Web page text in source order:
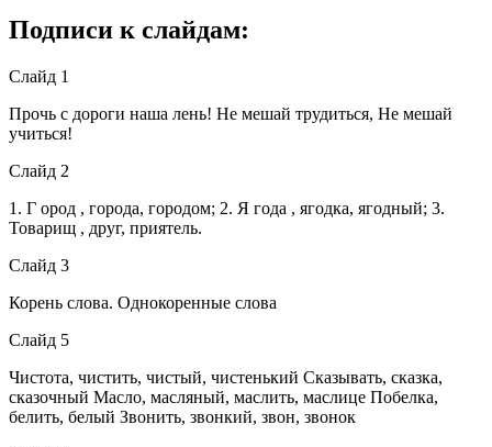
Подписи к слайдам:
Слайд 1
Прочь с дороги наша лень! Не мешай трудиться, Не мешай
учиться!
Слайд 2
1. Г ород , города, городом; 2. Я года , ягодка, ягодный; 3.
Товарищ , друг, приятель.
Слайд 3
Корень слова. Однокоренные слова
Слайд 5
Чистота, чистить, чистый, чистенький Сказывать, сказка,
сказочный Масло, масляный, маслить, маслице Побелка,
белить, белый Звонить, звонкий, звон, звонок